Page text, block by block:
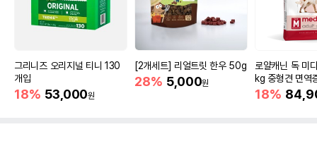
그리니즈 오리지널 티니 130
개입
18% 53,000원
[2개세트] 리얼트릿 한우 50g
28% 5,000원
로얄캐닌 독 미
kg 중형견 면역
18%